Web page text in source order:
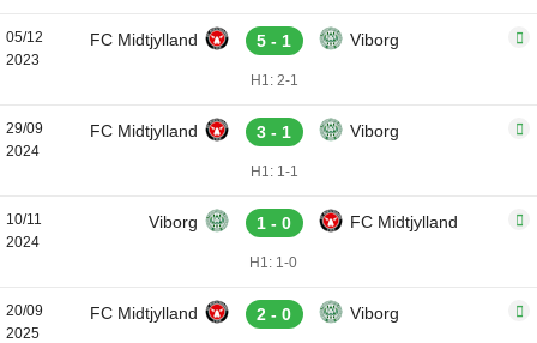
05/12
2023
FC Midtjylland 5 - 1 Viborg
H1: 2-1
29/09
2024
FC Midtjylland 3 - 1 Viborg
H1: 1-1
10/11
2024
Viborg 1 - 0 FC Midtjylland
H1: 1-0
20/09
2025
FC Midtjylland 2 - 0 Viborg